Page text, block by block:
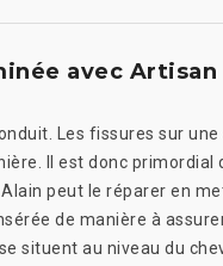
avec Artisan
Les fissures sur
Il est donc primordial
peut le réparer en
de manière à
situent au niveau du